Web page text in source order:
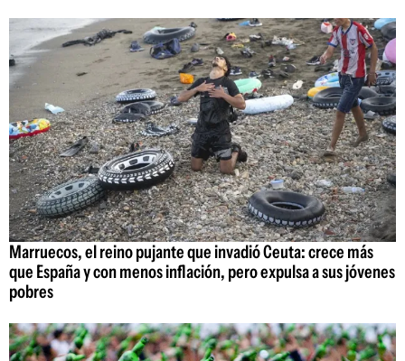
Marruecos, el reino pujante que invadió Ceuta: crece más
que España y con menos inflación, pero expulsa a sus jóvenes
pobres